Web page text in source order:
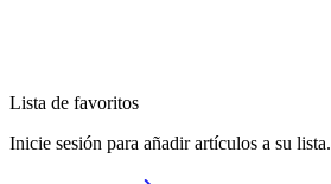
Lista de favoritos
Inicie sesión para añadir artículos a su lista.